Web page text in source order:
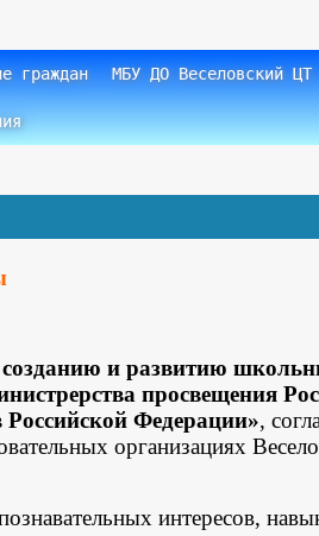
граждан МБУ ДО Веселовский ЦТ
и развитию
просвещения
Федерации»,
организациях
интересов,